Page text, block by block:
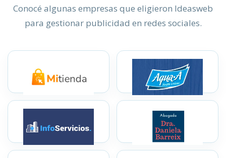
Conocé algunas empresas que eligieron Ideasweb
para gestionar publicidad en redes sociales.